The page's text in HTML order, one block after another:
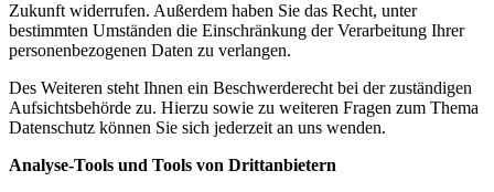
Zukunft widerrufen. Außerdem haben Sie das Recht, unter
bestimmten Umständen die Einschränkung der Verarbeitung Ihrer
personenbezogenen Daten zu verlangen.
Des Weiteren steht Ihnen ein Beschwerderecht bei der zuständigen
Aufsichtsbehörde zu. Hierzu sowie zu weiteren Fragen zum Thema
Datenschutz können Sie sich jederzeit an uns wenden.
Analyse-Tools und Tools von Drittanbietern